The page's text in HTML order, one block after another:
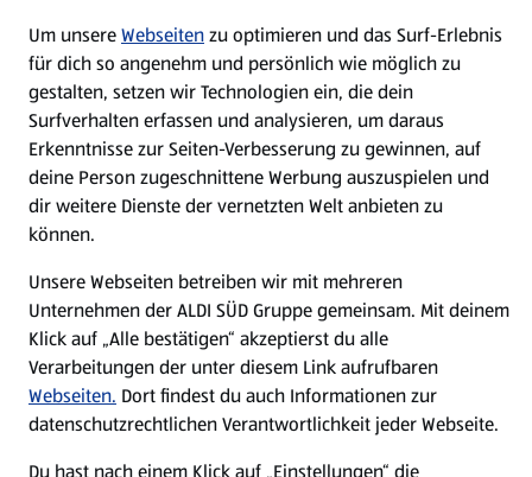
Filialen
E-Ladestationen
Nachhaltigkeit
Karriere
Presse
Hilfe & Kontakt
(öffnet in einem neuen Tab)
Unternehmen
Um unsereWebseitenzu optimieren und das Surf-Erlebnis
für dich so angenehm und persönlich wie möglich zu
gestalten, setzen wir Technologien ein, die dein
Surfverhalten erfassen und analysieren, um daraus
Erkenntnisse zur Seiten-Verbesserung zu gewinnen, auf
deine Person zugeschnittene Werbung auszuspielen und
dir weitere Dienste der vernetzten Welt anbieten zu
können.
Unsere Webseiten betreiben wir mit mehreren
Unternehmen der ALDI SÜD Gruppe gemeinsam. Mit deinem
Klick auf „Alle bestätigen“ akzeptierst du alle
Verarbeitungen der unter diesem Link aufrufbaren
Webseiten. Dort findest du auch Informationen zur
datenschutzrechtlichen Verantwortlichkeit jeder Webseite.